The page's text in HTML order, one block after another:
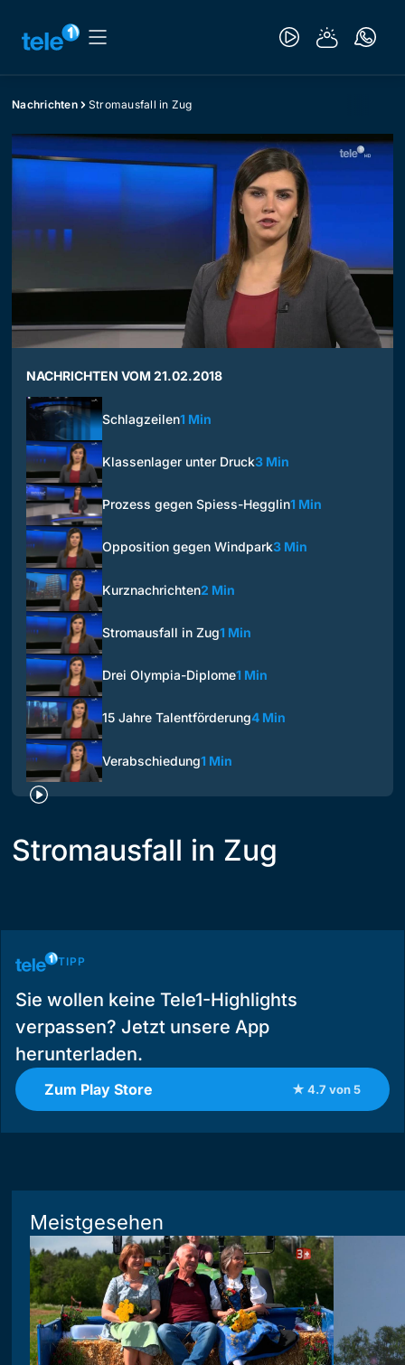
Nachrichten Stromausfall in Zug
NACHRICHTEN VOM 21.02.2018
Schlagzeilen1 Min
Klassenlager unter Druck3 Min
Prozess gegen Spiess-Hegglin1 Min
Opposition gegen Windpark3 Min
Kurznachrichten2 Min
Stromausfall in Zug1 Min
Drei Olympia-Diplome1 Min
15 Jahre Talentförderung4 Min
Verabschiedung1 Min
Stromausfall in Zug
TIPP
Sie wollen keine Tele1-Highlights
verpassen? Jetzt unsere App
herunterladen.
Zum Play Store ★ 4.7 von 5
Meistgesehen